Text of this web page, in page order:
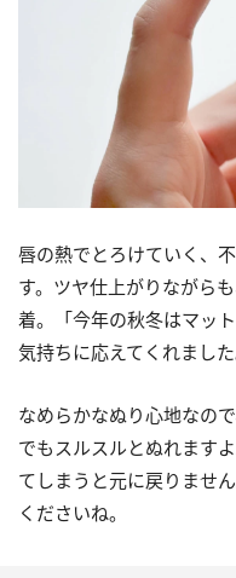
唇の熱でとろけていく、
す。ツヤ仕上がりながら
着。「今年の秋冬はマッ
気持ちに応えてくれました
なめらかなぬり心地なの
でもスルスルとぬれます
てしまうと元に戻りませ
くださいね。